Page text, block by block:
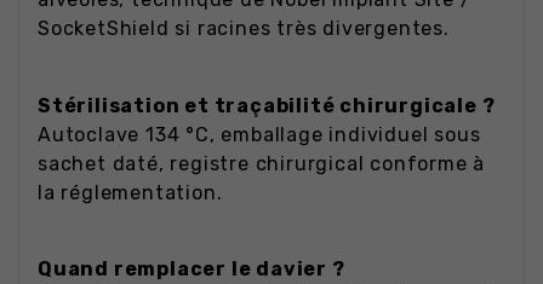
SocketShield si racines très divergentes.
Stérilisation et traçabilité chirurgicale ?
Autoclave 134 °C, emballage individuel sous
sachet daté, registre chirurgical conforme à
la réglementation.
Quand remplacer le davier ?